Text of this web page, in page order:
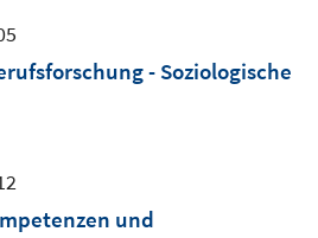
- Soziologische
und